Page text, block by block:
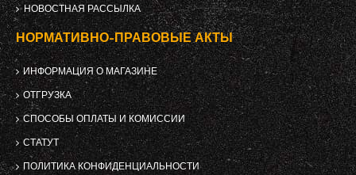
НОВОСТНАЯ РАССЫЛКА
НОРМАТИВНО-ПРАВОВЫЕ АКТЫ
ИНФОРМАЦИЯ О МАГАЗИНЕ
ОТГРУЗКА
СПОСОБЫ ОПЛАТЫ И КОМИССИИ
СТАТУТ
ПОЛИТИКА КОНФИДЕНЦИАЛЬНОСТИ